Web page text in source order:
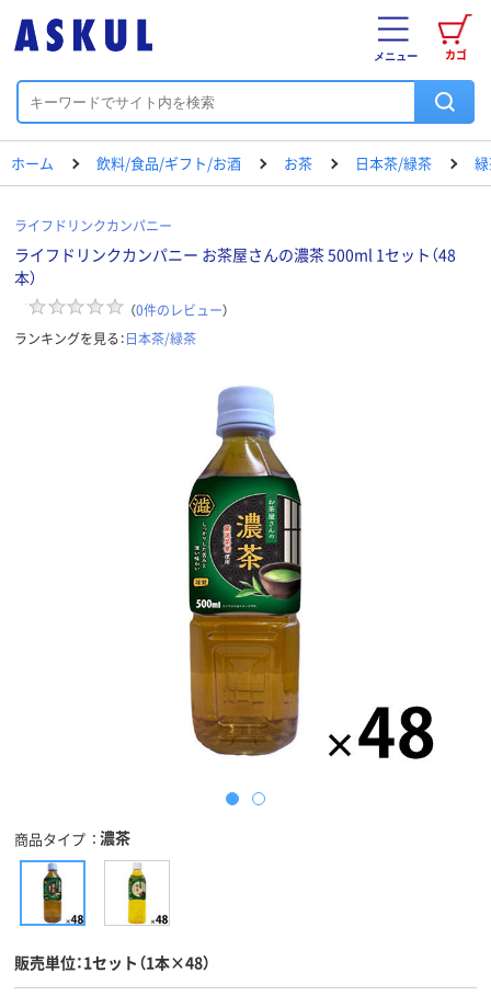
カゴ
メニュー
ホーム 飲料/食品/ギフト/お酒 お茶 日本茶/緑茶
ライフドリンクカンパニー
ライフドリンクカンパニー お茶屋さんの濃茶 500ml 1セット（48
本）
（0件のレビュー）
ランキングを見る：日本茶/緑茶
商品タイプ 濃茶
販売単位：1セット（1本×48）